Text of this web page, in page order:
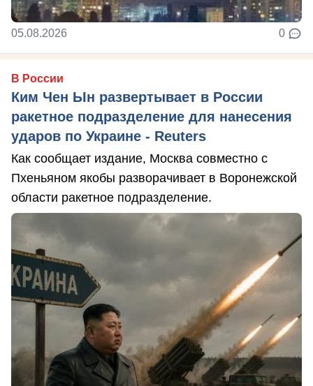
05.08.2026 0
В России
Ким Чен Ын развертывает в России
ракетное подразделение для нанесения
ударов по Украине - Reuters
Как сообщает издание, Москва совместно с
Пхеньяном якобы разворачивает в Воронежской
области ракетное подразделение.